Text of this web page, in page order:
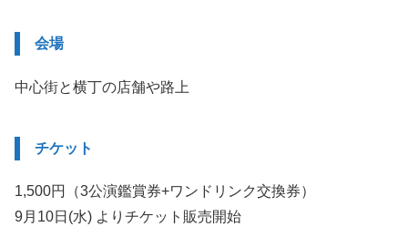
会場
中心街と横丁の店舗や路上
チケット
1,500円（3公演鑑賞券+ワンドリンク交換券）
9月10日(水) よりチケット販売開始